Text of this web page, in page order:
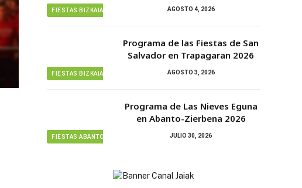
FIESTAS BIZKAIA AGOSTO 4, 2026
FIESTAS BIZKAIA
Programa de las Fiestas de San
Salvador en Trapagaran 2026
AGOSTO 3, 2026
FIESTAS ABANTO ZIERBENA
Programa de Las Nieves Eguna
en Abanto-Zierbena 2026
JULIO 30, 2026